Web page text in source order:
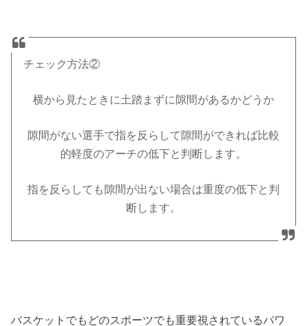
チェック方法②
横から見たときに土踏まずに隙間があるかどうか
隙間がない選手で指を反らして隙間ができれば比較
的軽度のアーチの低下と判断します。
指を反らしても隙間が出ない場合は重度の低下と判
断します。
バスケットでもどのスポーツでも重要視されているパワ